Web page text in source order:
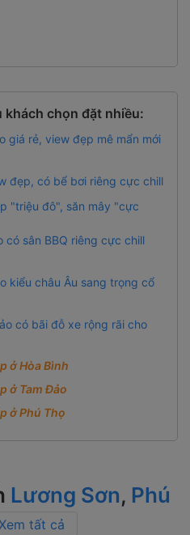
chọn đặt nhiều:
giá rẻ, view đẹp mê mẩn mới
đẹp, có bể bơi riêng cực chill
"triệu đô", săn mây "cực
có sân BBQ riêng cực chill
kiểu châu Âu sang trọng cổ
có bãi đỗ xe rộng rãi cho
ở Hòa Bình
ở Tam Đảo
ở Phú Thọ
Lương Sơn, Phú
tất cả